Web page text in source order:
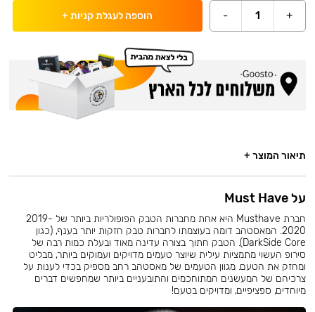
+
1
- הוספה לעגלת קניות +
תיאור המוצר +
על Must Have
חברת Musthave היא אחת מחברות הטבק הפופולריות ביותר של 2019-
2020. המאסטהב דומה בעוצמתו לחברות טבק חזקות יותר בענף, (כגון
DarkSide Core). הטבק חתוך בצורה עדינה מאוד ובעלת כמות רבה של
סירופ העשוי מתמציות עילית שיוצר טעמים מדויקים ועמוקים ביותר, מבליט
ומחזק את הטעם. מגוון הטעמים של מאסטהב רחב מספיק בכדי לענות על
צרכיהם של המעשנים המתוחכמים והתובעניים ביותר שמחפשים דברים
מיוחדים, ספציפיים, ומדויקים בטעם!